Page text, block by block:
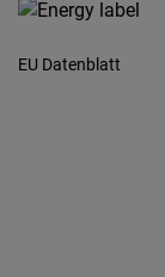
EU Datenblatt